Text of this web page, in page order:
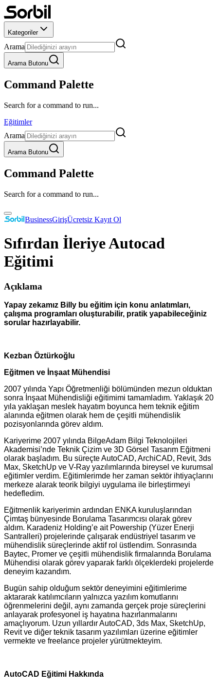
Kategoriler
Arama
Arama Butonu
Command Palette
Search for a command to run...
Eğitimler
Arama
Arama Butonu
Command Palette
Search for a command to run...
BusinessGirişÜcretsiz Kayıt Ol
Sıfırdan İleriye Autocad
Eğitimi
Açıklama
Yapay zekamız Billy bu eğitim için konu anlatımları,
çalışma programları oluşturabilir, pratik yapabileceğiniz
sorular hazırlayabilir.
Kezban Öztürkoğlu
Eğitmen ve İnşaat Mühendisi
2007 yılında Yapı Öğretmenliği bölümünden mezun olduktan
sonra İnşaat Mühendisliği eğitimimi tamamladım. Yaklaşık 20
yıla yaklaşan meslek hayatım boyunca hem teknik eğitim
alanında eğitmen olarak hem de çeşitli mühendislik
pozisyonlarında görev aldım.
Kariyerime 2007 yılında BilgeAdam Bilgi Teknolojileri
Akademisi’nde Teknik Çizim ve 3D Görsel Tasarım Eğitmeni
olarak başladım. Bu süreçte AutoCAD, ArchiCAD, Revit, 3ds
Max, SketchUp ve V-Ray yazılımlarında bireysel ve kurumsal
eğitimler verdim. Eğitimlerimde her zaman sektör ihtiyaçlarını
merkeze alarak teorik bilgiyi uygulama ile birleştirmeyi
hedefledim.
Eğitmenlik kariyerimin ardından ENKA kuruluşlarından
Çimtaş bünyesinde Borulama Tasarımcısı olarak görev
aldım. Karadeniz Holding’e ait Powership (Yüzer Enerji
Santralleri) projelerinde çalışarak endüstriyel tasarım ve
mühendislik süreçlerinde aktif rol üstlendim. Sonrasında
Baytec, Promer ve çeşitli mühendislik firmalarında Borulama
Mühendisi olarak görev yaparak farklı ölçeklerdeki projelerde
deneyim kazandım.
Bugün sahip olduğum sektör deneyimini eğitimlerime
aktararak katılımcıların yalnızca yazılım komutlarını
öğrenmelerini değil, aynı zamanda gerçek proje süreçlerini
anlayarak profesyonel iş hayatına hazırlanmalarını
amaçlıyorum. Uzun yıllardır AutoCAD, 3ds Max, SketchUp,
Revit ve diğer teknik tasarım yazılımları üzerine eğitimler
vermekte ve freelance projeler yürütmekteyim.
AutoCAD Eğitimi Hakkında